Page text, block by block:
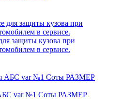
защиты кузова при
в сервисе.
АБС var №1 Соты РАЗМЕР